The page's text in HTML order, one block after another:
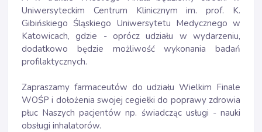
Uniwersyteckim Centrum Klinicznym im. prof. K.
Gibińskiego Śląskiego Uniwersytetu Medycznego w
Katowicach, gdzie - oprócz udziału w wydarzeniu,
dodatkowo będzie możliwość wykonania badań
profilaktycznych.
Zapraszamy farmaceutów do udziału Wielkim Finale
WOŚP i dołożenia swojej cegiełki do poprawy zdrowia
płuc Naszych pacjentów np. świadcząc usługi - nauki
obsługi inhalatorów.